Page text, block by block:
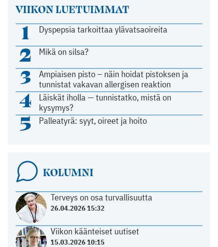
VIIKON LUETUIMMAT
1 Dyspepsia tarkoittaa ylävatsaoireita
2 Mikä on silsa?
3
Ampiaisen pisto – näin hoidat pistoksen ja
tunnistat vakavan allergisen reaktion
4
Läiskät iholla — tunnistatko, mistä on
kysymys?
5 Palleatyrä: syyt, oireet ja hoito
KOLUMNI
Terveys on osa turvallisuutta
26.04.2026 15:32
Viikon käänteiset uutiset
15.03.2026 10:15